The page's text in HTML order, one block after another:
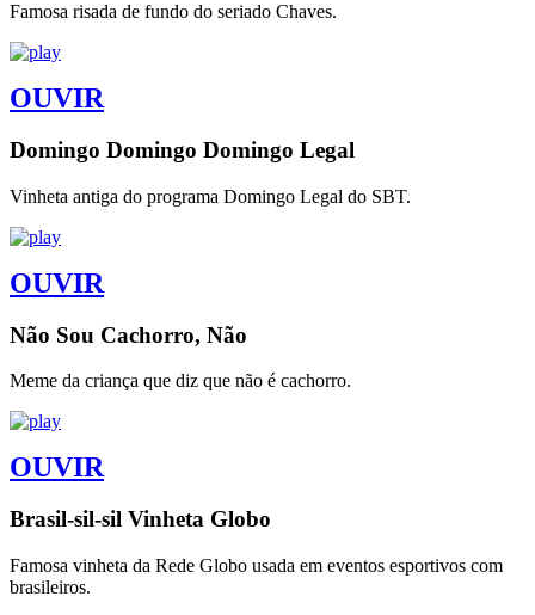
Famosa risada de fundo do seriado Chaves.
OUVIR
Domingo Domingo Domingo Legal
Vinheta antiga do programa Domingo Legal do SBT.
OUVIR
Não Sou Cachorro, Não
Meme da criança que diz que não é cachorro.
OUVIR
Brasil-sil-sil Vinheta Globo
Famosa vinheta da Rede Globo usada em eventos esportivos com
brasileiros.